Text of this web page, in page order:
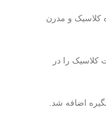
کلاسیک و مدرن
کلاسیک را در
اضافه شد.